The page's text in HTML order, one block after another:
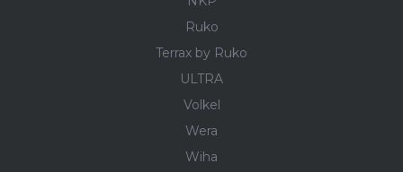
Ruko
Terrax by Ruko
ULTRA
Volkel
Wera
Wiha